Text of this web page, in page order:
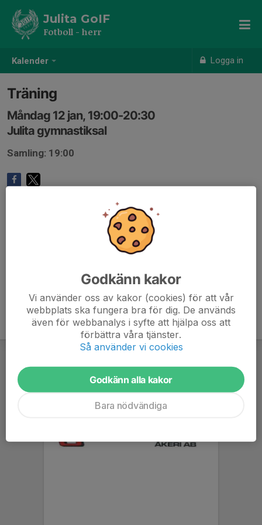
Kalender Logga in
Julita GoIF
Fotboll - herr
Träning
Måndag 12 jan, 19:00-20:30
Julita gymnastiksal
Samling: 19:00
Godkänn kakor
Vi använder oss av kakor (cookies) för att vår
webbplats ska fungera bra för dig. De används
även för webbanalys i syfte att hjälpa oss att
förbättra våra tjänster.
Så använder vi cookies
Godkänn alla kakor
Bara nödvändiga